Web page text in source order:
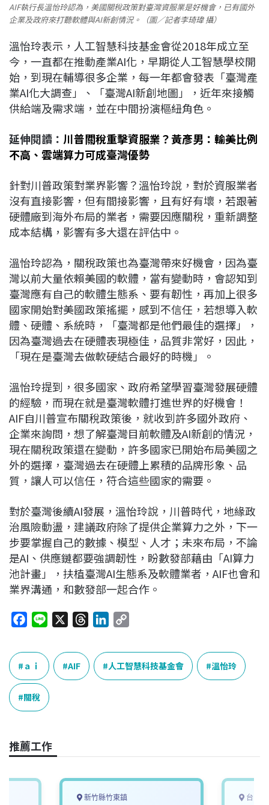
AIF執行長溫怡玲認為，美國關稅政策對臺灣資服業是好機會，已有國外
企業及政府來打聽軟體與AI新創情況。（圖／記者李琦瑋 攝）
溫怡玲表示，人工智慧科技基金會從2018年成立至
今，一直都在推動產業AI化，早期從人工智慧學校開
始，到現在輔導很多企業，每一年都會發表「臺灣產
業AI化大調查」、「臺灣AI新創地圖」，近年來接觸
供給端及需求端，並在中間扮演樞紐角色。
延伸閱讀： 川普關稅重擊資服業？黃彥男：輸美比例
不高、雲端算力可成臺灣優勢
針對川普政策對業界影響？溫怡玲說，對於資服業者
沒有直接影響，但有間接影響，且有好有壞，若跟著
硬體廠到海外布局的業者，需要因應關稅，重新調整
成本結構，影響有多大還在評估中。
溫怡玲認為，關稅政策也為臺灣帶來好機會，因為臺
灣以前大量依賴美國的軟體，當有變動時，會認知到
臺灣應有自己的軟體生態系、要有韌性，再加上很多
國家開始對美國政策搖擺，感到不信任，若想導入軟
體、硬體、系統時，「臺灣都是他們最佳的選擇」，
因為臺灣過去在硬體表現極佳，品質非常好，因此，
「現在是臺灣去做軟硬結合最好的時機」。
溫怡玲提到，很多國家、政府希望學習臺灣發展硬體
的經驗，而現在就是臺灣軟體打進世界的好機會！
AIF自川普宣布關稅政策後，就收到許多國外政府、
企業來詢問，想了解臺灣目前軟體及AI新創的情況，
現在關稅政策還在變動，許多國家已開始布局美國之
外的選擇，臺灣過去在硬體上累積的品牌形象、品
質，讓人可以信任，符合這些國家的需要。
對於臺灣後續AI發展，溫怡玲說，川普時代，地緣政
治風險動盪，建議政府除了提供企業算力之外，下一
步要掌握自己的數據、模型、人才；未來布局，不論
是AI、供應鏈都要強調韌性，盼數發部藉由「AI算力
池計畫」，扶植臺灣AI生態系及軟體業者，AIF也會和
業界溝通，和數發部一起合作。
c
e
b
o
o
e
e
n
k
e
p
y
L
ａｉ AIF 人工智慧科技基金會 溫怡玲
關稅
推薦工作
新竹縣竹東鎮 台中